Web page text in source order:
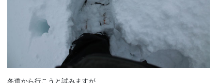
冬道から行こうと試みますが